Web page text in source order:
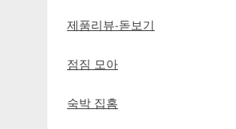
제품리뷰-돋보기
점짐 모아
숙박 집홈